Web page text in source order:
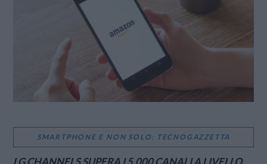
SMARTPHONE E NON SOLO: TECNOGAZZETTA
LG CHANNELS SUPERA I 5.000 CANALI A LIVELLO